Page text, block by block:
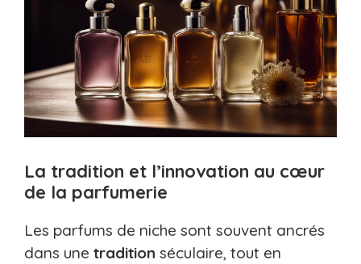
La tradition et l’innovation au cœur
de la parfumerie
Les parfums de niche sont souvent ancrés
dans une tradition séculaire, tout en